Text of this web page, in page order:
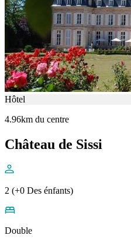
Hôtel
4.96km du centre
Château de Sissi
2 (+0 Des énfants)
Double